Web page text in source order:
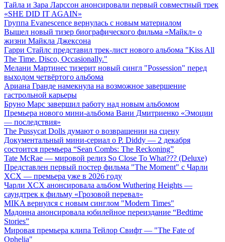
Тайла и Зара Ларссон анонсировали первый совместный трек
«SHE DID IT AGAIN»
Группа Evanescence вернулась с новым материалом
Вышел новый тизер биографического фильма «Майкл» о
жизни Майкла Джексона
Гарри Стайлс представил трек-лист нового альбома "Kiss All
The Time. Disco, Occasionally."
Мелани Мартинес тизерит новый сингл "Possession" перед
выходом четвёртого альбома
Ариана Гранде намекнула на возможное завершение
гастрольной карьеры
Бруно Марс завершил работу над новым альбомом
Премьера нового мини-альбома Вани Дмитриенко «Эмоции
— последствия»
The Pussycat Dolls думают о возвращении на сцену
Документальный мини-сериал о P. Diddy — 2 декабря
состоится премьера “Sean Combs: The Reckoning”
Tate McRae — мировой релиз So Close To What??? (Deluxe)
Представлен первый постер фильма "The Moment" с Чарли
XCX — премьера уже в 2026 году
Чарли XCX анонсировала альбом Wuthering Heights —
саундтрек к фильму «Грозовой перевал»
MIKA вернулся с новым синглом "Modern Times"
Мадонна анонсировала юбилейное переиздание “Bedtime
Stories”
Мировая премьера клипа Тейлор Свифт — "The Fate of
Ophelia"